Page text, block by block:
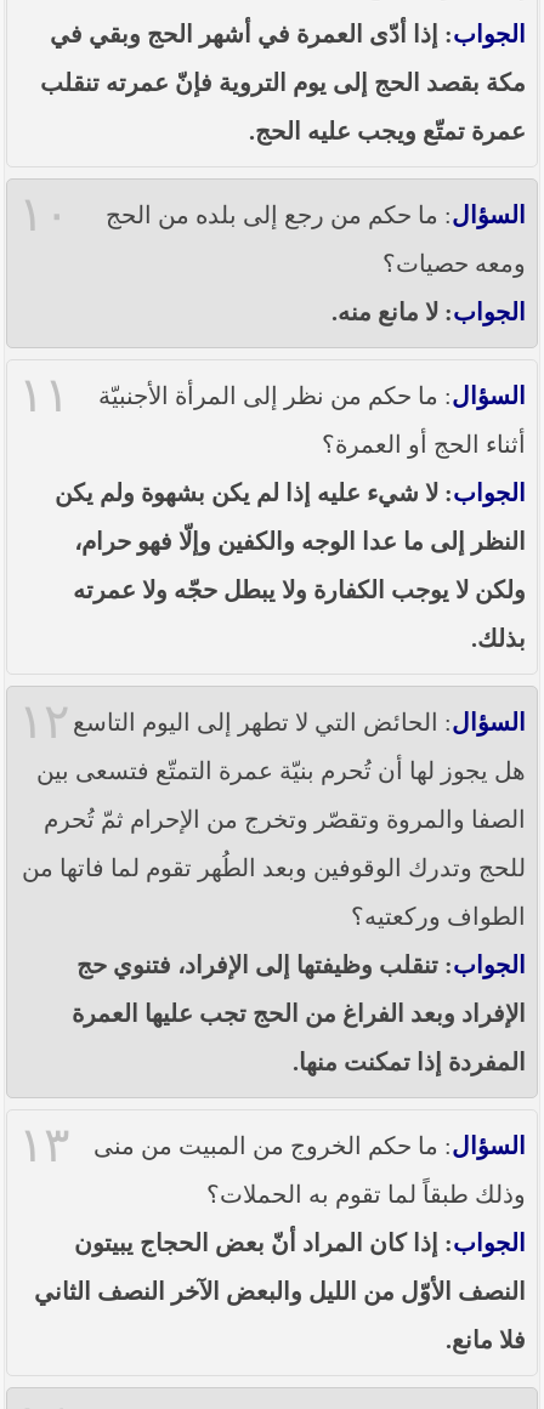
الجواب: إذا أدّى العمرة في أشهر الحج وبقي في
مكة بقصد الحج إلى يوم التروية فإنّ عمرته تنقلب
عمرة تمتّع ويجب عليه الحج.
١٠ السؤال: ما حكم من رجع إلى بلده من الحج
ومعه حصيات؟
الجواب: لا مانع منه.
١١ السؤال: ما حكم من نظر إلى المرأة الأجنبيّة
أثناء الحج أو العمرة؟
الجواب: لا شيء عليه إذا لم يكن بشهوة ولم يكن
النظر إلى ما عدا الوجه والكفين وإلّا فهو حرام،
ولكن لا يوجب الكفارة ولا يبطل حجّه ولا عمرته
بذلك.
١٢ السؤال: الحائض التي لا تطهر إلى اليوم التاسع
هل يجوز لها أن تُحرم بنيّة عمرة التمتّع فتسعى بين
الصفا والمروة وتقصّر وتخرج من الإحرام ثمّ تُحرم
للحج وتدرك الوقوفين وبعد الطُهر تقوم لما فاتها من
الطواف وركعتيه؟
الجواب: تنقلب وظيفتها إلى الإفراد، فتنوي حج
الإفراد وبعد الفراغ من الحج تجب عليها العمرة
المفردة إذا تمكنت منها.
١٣ السؤال: ما حكم الخروج من المبيت من منى
وذلك طبقاً لما تقوم به الحملات؟
الجواب: إذا كان المراد أنّ بعض الحجاج يبيتون
النصف الأوّل من الليل والبعض الآخر النصف الثاني
فلا مانع.